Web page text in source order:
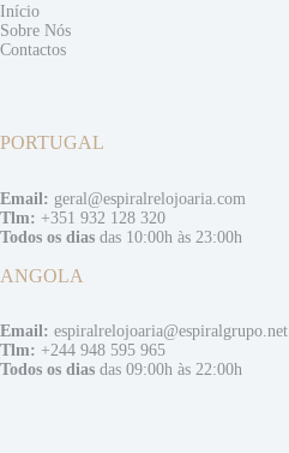
Início
Sobre Nós
Contactos
PORTUGAL
Email: geral@espiralrelojoaria.com
Tlm: +351 932 128 320
Todos os dias das 10:00h às 23:00h
ANGOLA
Email: espiralrelojoaria@espiralgrupo.net
Tlm: +244 948 595 965
Todos os dias das 09:00h às 22:00h